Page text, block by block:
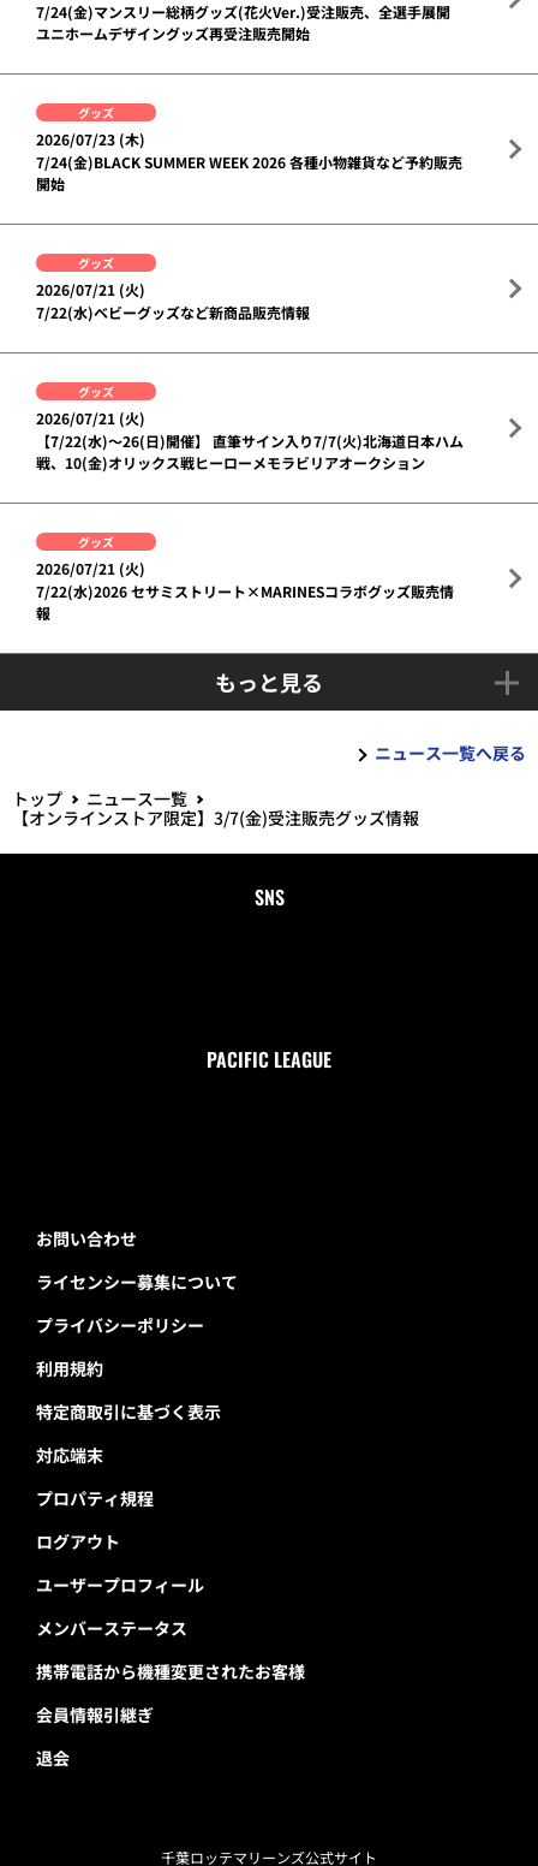
7/24(金)マンスリー総柄グッズ(花火Ver.)受注販売、全選手展開
ユニホームデザイングッズ再受注販売開始
グッズ
2026/07/23 (木)
7/24(金)BLACK SUMMER WEEK 2026 各種小物雑貨など予約販売
開始
グッズ
2026/07/21 (火)
7/22(水)ベビーグッズなど新商品販売情報
グッズ
2026/07/21 (火)
【7/22(水)～26(日)開催】 直筆サイン入り7/7(火)北海道日本ハム
戦、10(金)オリックス戦ヒーローメモラビリアオークション
グッズ
2026/07/21 (火)
7/22(水)2026 セサミストリート×MARINESコラボグッズ販売情
報
もっと見る
ニュース一覧へ戻る
トップ
ニュース一覧
【オンラインストア限定】3/7(金)受注販売グッズ情報
SNS
PACIFIC LEAGUE
お問い合わせ
ライセンシー募集について
プライバシーポリシー
利用規約
特定商取引に基づく表示
対応端末
プロパティ規程
ログアウト
ユーザープロフィール
メンバーステータス
携帯電話から機種変更されたお客様
会員情報引継ぎ
退会
千葉ロッテマリーンズ公式サイト